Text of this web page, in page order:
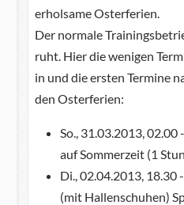
erholsame Osterferien.
Der normale
ruht. Hier die wenigen
in und die ersten Termine
den Osterferien:
So., 31.03.2013,
auf Sommerzeit (1
Di., 02.04.2013,
(mit Hallenschuhen)